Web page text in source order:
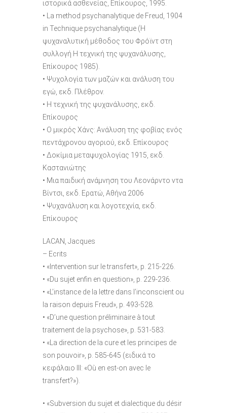
ιστορικά ασθενείας, Επίκουρος, 1995.
• La method psychanalytique de Freud, 1904
in Technique psychanalytique (Η
ψυχαναλυτική μέθοδος του Φρόϊντ στη
συλλογή Η τεχνική της ψυχανάλυσης,
Επίκουρος 1985).
• Ψυχολογία των μαζών και ανάλυση του
εγώ, εκδ. Πλέθρον.
• Η τεχνική της ψυχανάλυσης, εκδ.
Επίκουρος
• Ο μικρός Χάνς: Ανάλυση της φοβίας ενός
πεντάχρονου αγοριού, εκδ. Επίκουρος
• Δοκίμια μεταψυχολογίας 1915, εκδ.
Καστανιώτης
• Μια παιδική ανάμνηση του Λεονάρντο ντα
Βίντσι, εκδ. Ερατώ, Αθήνα 2006
• Ψυχανάλυση και λογοτεχνία, εκδ.
Επίκουρος
LACAN, Jacques
– Ecrits
• «Intervention sur le transfert», p. 215-226.
• «Du sujet enfin en question», p. 229-236.
• «L’instance de la lettre dans l’inconscient ou
la raison depuis Freud», p. 493-528.
• «D’une question préliminaire à tout
traitement de la psychose», p. 531-583.
• «La direction de la cure et les principes de
son pouvoir», p. 585-645 (ειδικά το
κεφάλαιο ΙΙΙ: «Où en est-on avec le
transfert?»).
• «Subversion du sujet et dialectique du désir